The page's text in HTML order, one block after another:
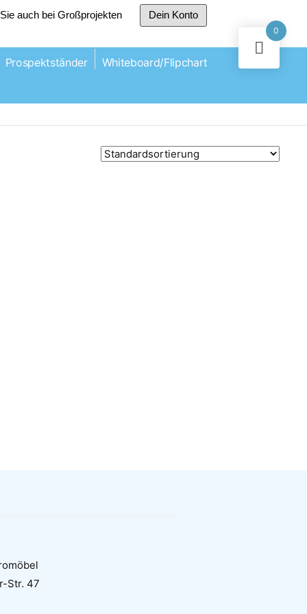
auch bei Großprojekten Dein Konto
Prospektständer
Whiteboard/Flipchart
Str. 47
0